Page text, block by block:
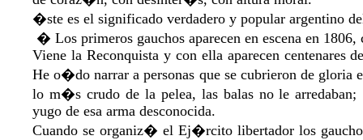
�ste es el significado verdadero y popular argentino
� Los primeros gauchos aparecen en escena en
Viene la Reconquista y con ella aparecen centenares
He o�do narrar a personas que se cubrieron de gloria
lo m�s crudo de la pelea, las balas no le
yugo de esa arma desconocida.
Cuando se organiz� el Ej�rcito libertador los